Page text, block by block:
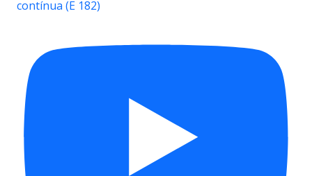
contínua (E 182)